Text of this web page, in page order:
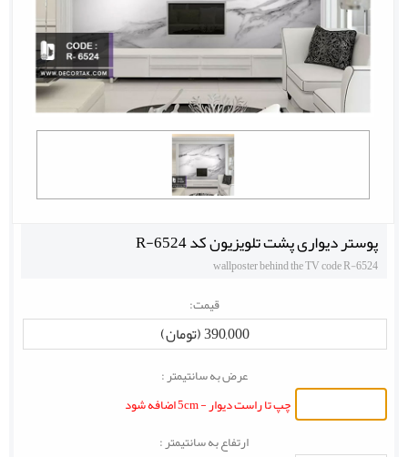
پوستر دیواری پشت تلویزیون کد R-6524
wallposter behind the TV code R-6524
قیمت:
390,000 (تومان)
عرض به سانتیمتر :
چپ تا راست دیوار - 5cm اضافه شود
ارتفاع به سانتیمتر :